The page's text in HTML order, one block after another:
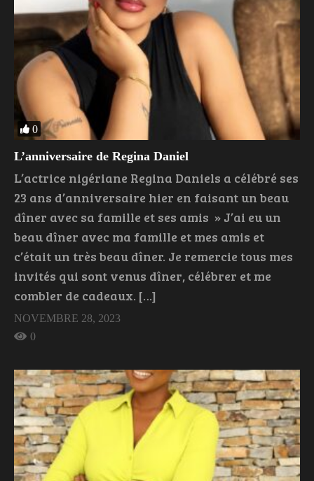
0
L’anniversaire de Regina Daniel
L’actrice nigériane Regina Daniels a célébré ses
23 ans d’anniversaire hier en faisant un beau
dîner avec sa famille et ses amis » J’ai eu un
beau dîner avec ma famille et mes amis et
c’était un très beau dîner. Je remercie tous mes
invités qui sont venus dîner, célébrer et me
combler de cadeaux. […]
NOVEMBRE 28, 2023
0